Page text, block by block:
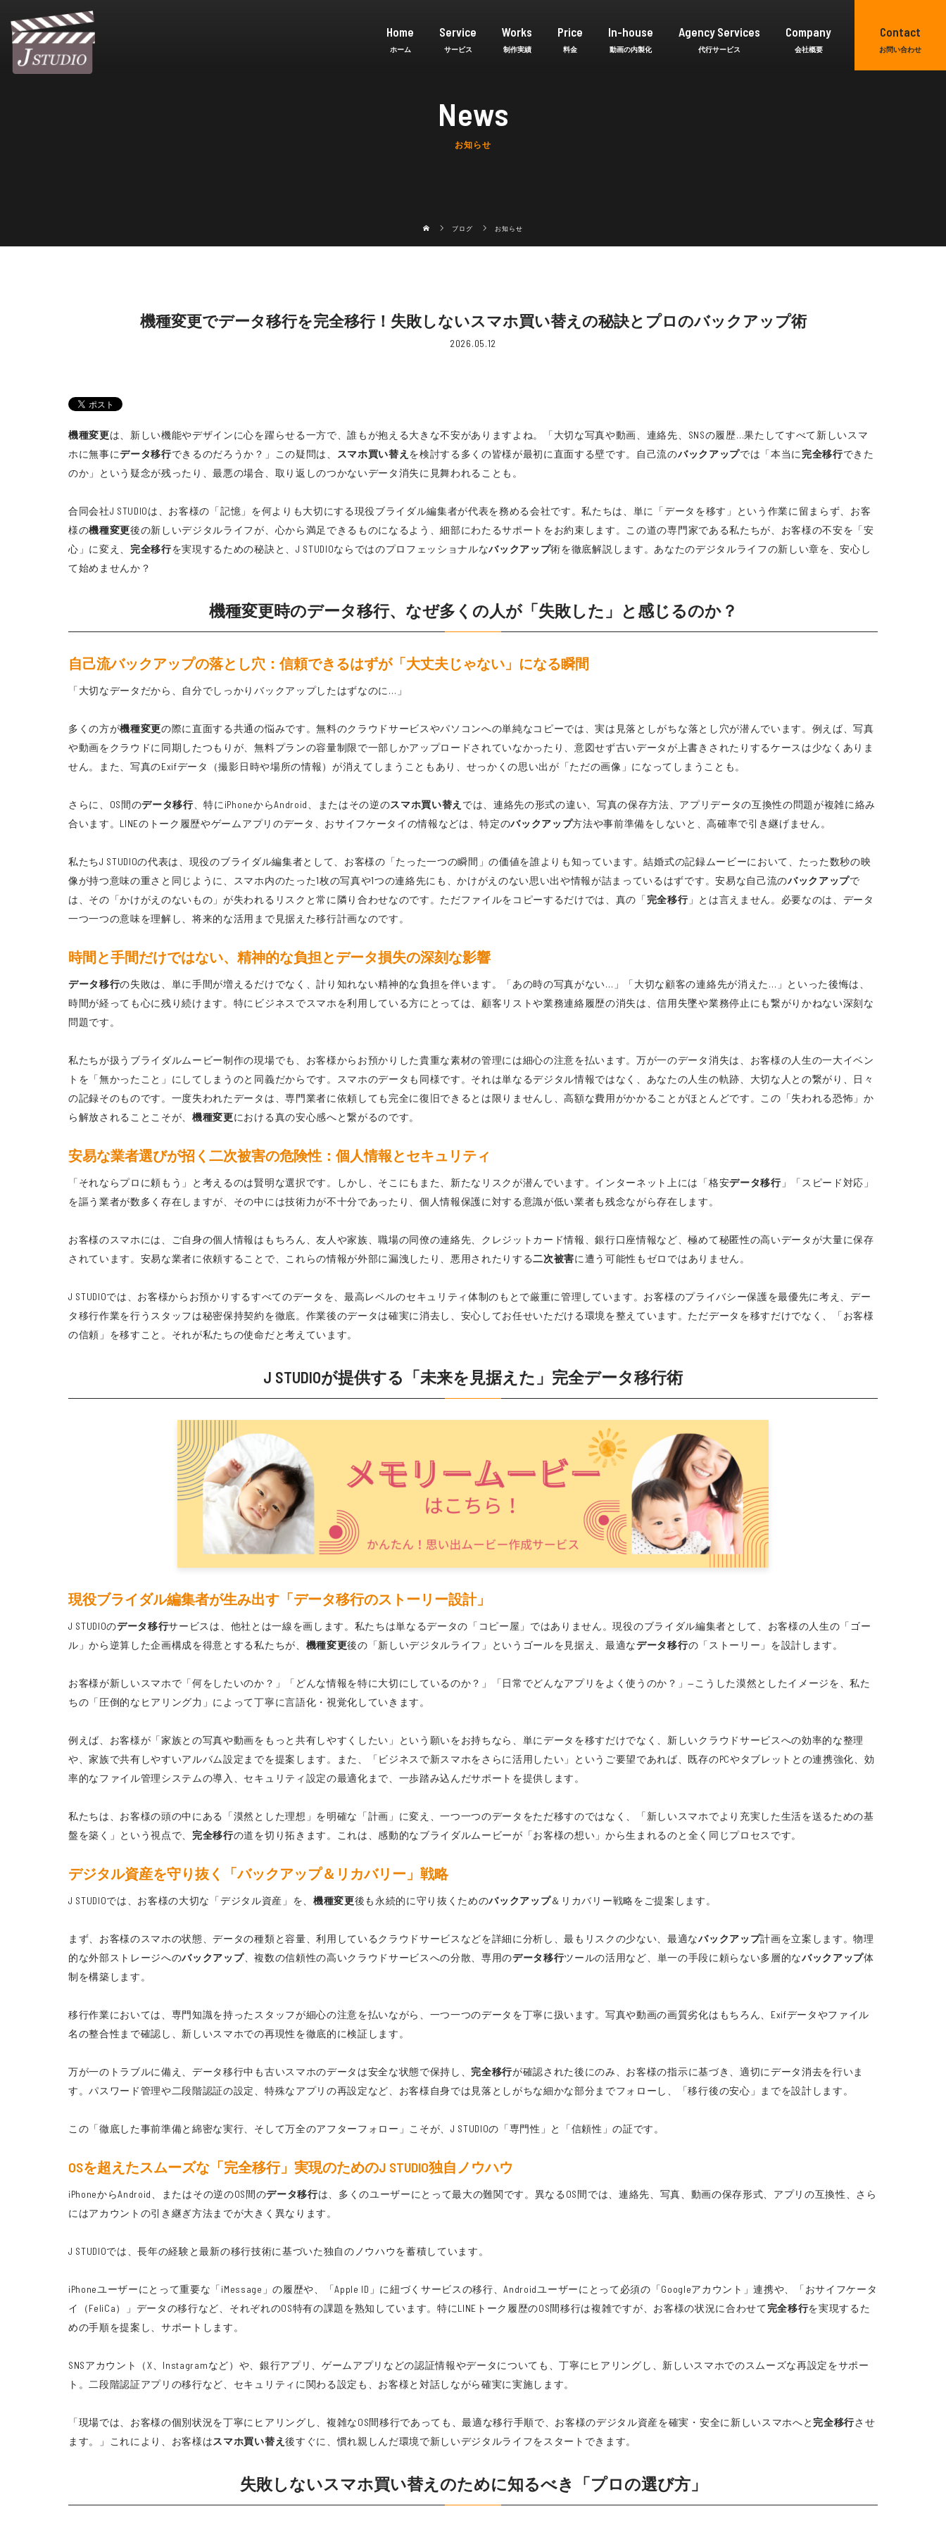
Home Service Works Price In-house Agency Services Company Contact
News
お知らせ
ブログ お知らせ
機種変更でデータ移行を完全移行！失敗しないスマホ買い替えの秘訣とプロのバックアップ術
2026.05.12
機種変更は、新しい機能やデザインに心を躍らせる一方で、誰もが抱える大きな不安がありますよね。「大切な写真や動画、連絡先、SNSの履歴…果たしてすべて新しいスマ
ホに無事にデータ移行できるのだろうか？」この疑問は、 スマホ買い替え を検討する多くの皆様が最初に直面する壁です。自己流のバックアップでは「本当に 完全移行できた
のか」という疑念が残ったり、最悪の場合、取り返しのつかないデータ消失に見舞われることも。
合同会社J STUDIOは、お客様の「記憶」を何よりも大切にする現役ブライダル編集者が代表を務める会社です。私たちは、単に「データを移す」という作業に留まらず、お客
様の機種変更後の新しいデジタルライフが、心から満足できるものになるよう、細部にわたるサポートをお約束します。この道の専門家である私たちが、お客様の不安を「安
心」に変え、 完全移行を実現するための秘訣と、J STUDIOならではのプロフェッショナルなバックアップ術を徹底解説します。あなたのデジタルライフの新しい章を、安心し
て始めませんか？
機種変更時のデータ移行、なぜ多くの人が「失敗した」と感じるのか？
自己流バックアップの落とし穴：信頼できるはずが「大丈夫じゃない」になる瞬間
「大切なデータだから、自分でしっかりバックアップしたはずなのに…」
多くの方が機種変更の際に直面する共通の悩みです。無料のクラウドサービスやパソコンへの単純なコピーでは、実は見落としがちな落とし穴が潜んでいます。例えば、写真
や動画をクラウドに同期したつもりが、無料プランの容量制限で一部しかアップロードされていなかったり、意図せず古いデータが上書きされたりするケースは少なくありま
せん。また、写真のExifデータ（撮影日時や場所の情報）が消えてしまうこともあり、せっかくの思い出が「ただの画像」になってしまうことも。
さらに、OS間のデータ移行、特にiPhoneからAndroid、またはその逆のスマホ買い替え では、連絡先の形式の違い、写真の保存方法、アプリデータの互換性の問題が複雑に絡み
合います。LINEのトーク履歴やゲームアプリのデータ、おサイフケータイの情報などは、特定のバックアップ方法や事前準備をしないと、高確率で引き継げません。
私たちJ STUDIOの代表は、現役のブライダル編集者として、お客様の「たった一つの瞬間」の価値を誰よりも知っています。結婚式の記録ムービーにおいて、たった数秒の映
像が持つ意味の重さと同じように、スマホ内のたった1枚の写真や1つの連絡先にも、かけがえのない思い出や情報が詰まっているはずです。安易な自己流のバックアップで
は、その「かけがえのないもの」が失われるリスクと常に隣り合わせなのです。ただファイルをコピーするだけでは、真の「完全移行」とは言えません。必要なのは、データ
一つ一つの意味を理解し、将来的な活用まで見据えた移行計画なのです。
時間と手間だけではない、精神的な負担とデータ損失の深刻な影響
データ移行の失敗は、単に手間が増えるだけでなく、計り知れない精神的な負担を伴います。「あの時の写真がない…」「大切な顧客の連絡先が消えた…」といった後悔は、
時間が経っても心に残り続けます。特にビジネスでスマホを利用している方にとっては、顧客リストや業務連絡履歴の消失は、信用失墜や業務停止にも繋がりかねない深刻な
問題です。
私たちが扱うブライダルムービー制作の現場でも、お客様からお預かりした貴重な素材の管理には細心の注意を払います。万が一のデータ消失は、お客様の人生の一大イベン
トを「無かったこと」にしてしまうのと同義だからです。スマホのデータも同様です。それは単なるデジタル情報ではなく、あなたの人生の軌跡、大切な人との繋がり、日々
の記録そのものです。一度失われたデータは、専門業者に依頼しても完全に復旧できるとは限りませんし、高額な費用がかかることがほとんどです。この「失われる恐怖」か
ら解放されることこそが、機種変更における真の安心感へと繋がるのです。
安易な業者選びが招く二次被害の危険性：個人情報とセキュリティ
「それならプロに頼もう」と考えるのは賢明な選択です。しかし、そこにもまた、新たなリスクが潜んでいます。インターネット上には「格安データ移行」「スピード対応」
を謳う業者が数多く存在しますが、その中には技術力が不十分であったり、個人情報保護に対する意識が低い業者も残念ながら存在します。
お客様のスマホには、ご自身の個人情報はもちろん、友人や家族、職場の同僚の連絡先、クレジットカード情報、銀行口座情報など、極めて秘匿性の高いデータが大量に保存
されています。安易な業者に依頼することで、これらの情報が外部に漏洩したり、悪用されたりする二次被害に遭う可能性もゼロではありません。
J STUDIOでは、お客様からお預かりするすべてのデータを、最高レベルのセキュリティ体制のもとで厳重に管理しています。お客様のプライバシー保護を最優先に考え、デー
タ移行作業を行うスタッフは秘密保持契約を徹底。作業後のデータは確実に消去し、安心してお任せいただける環境を整えています。ただデータを移すだけでなく、「お客様
の信頼」を移すこと。それが私たちの使命だと考えています。
J STUDIOが提供する「未来を見据えた」完全データ移行術
現役ブライダル編集者が生み出す「データ移行のストーリー設計」
J STUDIOのデータ移行サービスは、他社とは一線を画します。私たちは単なるデータの「コピー屋」ではありません。現役のブライダル編集者として、お客様の人生の「ゴー
ル」から逆算した企画構成を得意とする私たちが、 機種変更後の「新しいデジタルライフ」というゴールを見据え、最適なデータ移行の「ストーリー」を設計します。
お客様が新しいスマホで「何をしたいのか？」「どんな情報を特に大切にしているのか？」「日常でどんなアプリをよく使うのか？」—こうした漠然としたイメージを、私た
ちの「圧倒的なヒアリング力」によって丁寧に言語化・視覚化していきます。
例えば、お客様が「家族との写真や動画をもっと共有しやすくしたい」という願いをお持ちなら、単にデータを移すだけでなく、新しいクラウドサービスへの効率的な整理
や、家族で共有しやすいアルバム設定までを提案します。また、「ビジネスで新スマホをさらに活用したい」というご要望であれば、既存のPCやタブレットとの連携強化、効
率的なファイル管理システムの導入、セキュリティ設定の最適化まで、一歩踏み込んだサポートを提供します。
私たちは、お客様の頭の中にある「漠然とした理想」を明確な「計画」に変え、一つ一つのデータをただ移すのではなく、「新しいスマホでより充実した生活を送るための基
盤を築く」という視点で、 完全移行の道を切り拓きます。これは、感動的なブライダルムービーが「お客様の想い」から生まれるのと全く同じプロセスです。
デジタル資産を守り抜く「バックアップ＆リカバリー」戦略
J STUDIOでは、お客様の大切な「デジタル資産」を、 機種変更後も永続的に守り抜くためのバックアップ＆リカバリー戦略をご提案します。
まず、お客様のスマホの状態、データの種類と容量、利用しているクラウドサービスなどを詳細に分析し、最もリスクの少ない、最適なバックアップ計画を立案します。物理
的な外部ストレージへのバックアップ、複数の信頼性の高いクラウドサービスへの分散、専用のデータ移行ツールの活用など、単一の手段に頼らない多層的なバックアップ体
制を構築します。
移行作業においては、専門知識を持ったスタッフが細心の注意を払いながら、一つ一つのデータを丁寧に扱います。写真や動画の画質劣化はもちろん、Exifデータやファイル
名の整合性まで確認し、新しいスマホでの再現性を徹底的に検証します。
万が一のトラブルに備え、データ移行中も古いスマホのデータは安全な状態で保持し、 完全移行が確認された後にのみ、お客様の指示に基づき、適切にデータ消去を行いま
す。パスワード管理や二段階認証の設定、特殊なアプリの再設定など、お客様自身では見落としがちな細かな部分までフォローし、「移行後の安心」までを設計します。
この「徹底した事前準備と綿密な実行、そして万全のアフターフォロー」こそが、J STUDIOの「専門性」と「信頼性」の証です。
OSを超えたスムーズな「完全移行」実現のためのJ STUDIO独自ノウハウ
iPhoneからAndroid、またはその逆のOS間のデータ移行は、多くのユーザーにとって最大の難関です。異なるOS間では、連絡先、写真、動画の保存形式、アプリの互換性、さら
にはアカウントの引き継ぎ方法までが大きく異なります。
J STUDIOでは、長年の経験と最新の移行技術に基づいた独自のノウハウを蓄積しています。
iPhoneユーザーにとって重要な「iMessage」の履歴や、「Apple ID」に紐づくサービスの移行、Androidユーザーにとって必須の「Googleアカウント」連携や、「おサイフケータ
イ（FeliCa）」データの移行など、それぞれのOS特有の課題を熟知しています。特にLINEトーク履歴のOS間移行は複雑ですが、お客様の状況に合わせて完全移行を実現するた
めの手順を提案し、サポートします。
SNSアカウント（X、Instagramなど）や、銀行アプリ、ゲームアプリなどの認証情報やデータについても、丁寧にヒアリングし、新しいスマホでのスムーズな再設定をサポー
ト。二段階認証アプリの移行など、セキュリティに関わる設定も、お客様と対話しながら確実に実施します。
「現場では、お客様の個別状況を丁寧にヒアリングし、複雑なOS間移行であっても、最適な移行手順で、お客様のデジタル資産を確実・安全に新しいスマホへと 完全移行させ
ます。」これにより、お客様はスマホ買い替え後すぐに、慣れ親しんだ環境で新しいデジタルライフをスタートできます。
失敗しないスマホ買い替えのために知るべき「プロの選び方」